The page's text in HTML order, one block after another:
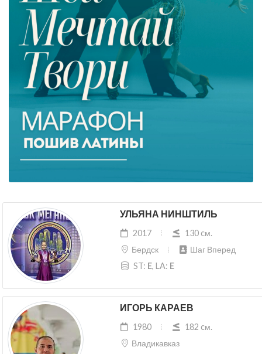
УЛЬЯНА НИНШТИЛЬ
2017
130 cм.
Бердск
Шаг Вперед
ST: E, LA: E
ИГОРЬ КАРАЕВ
1980
182 cм.
Владикавказ